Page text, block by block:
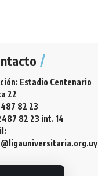
Estadio Centenario
22
82 23
82 23 int. 14